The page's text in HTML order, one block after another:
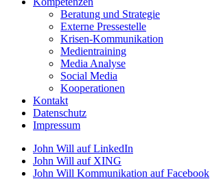
Beratung und Strategie
Externe Pressestelle
Krisen-Kommunikation
Medientraining
Media Analyse
Social Media
Kooperationen
Kontakt
Datenschutz
Impressum
John Will auf LinkedIn
John Will auf XING
John Will Kommunikation auf Facebook